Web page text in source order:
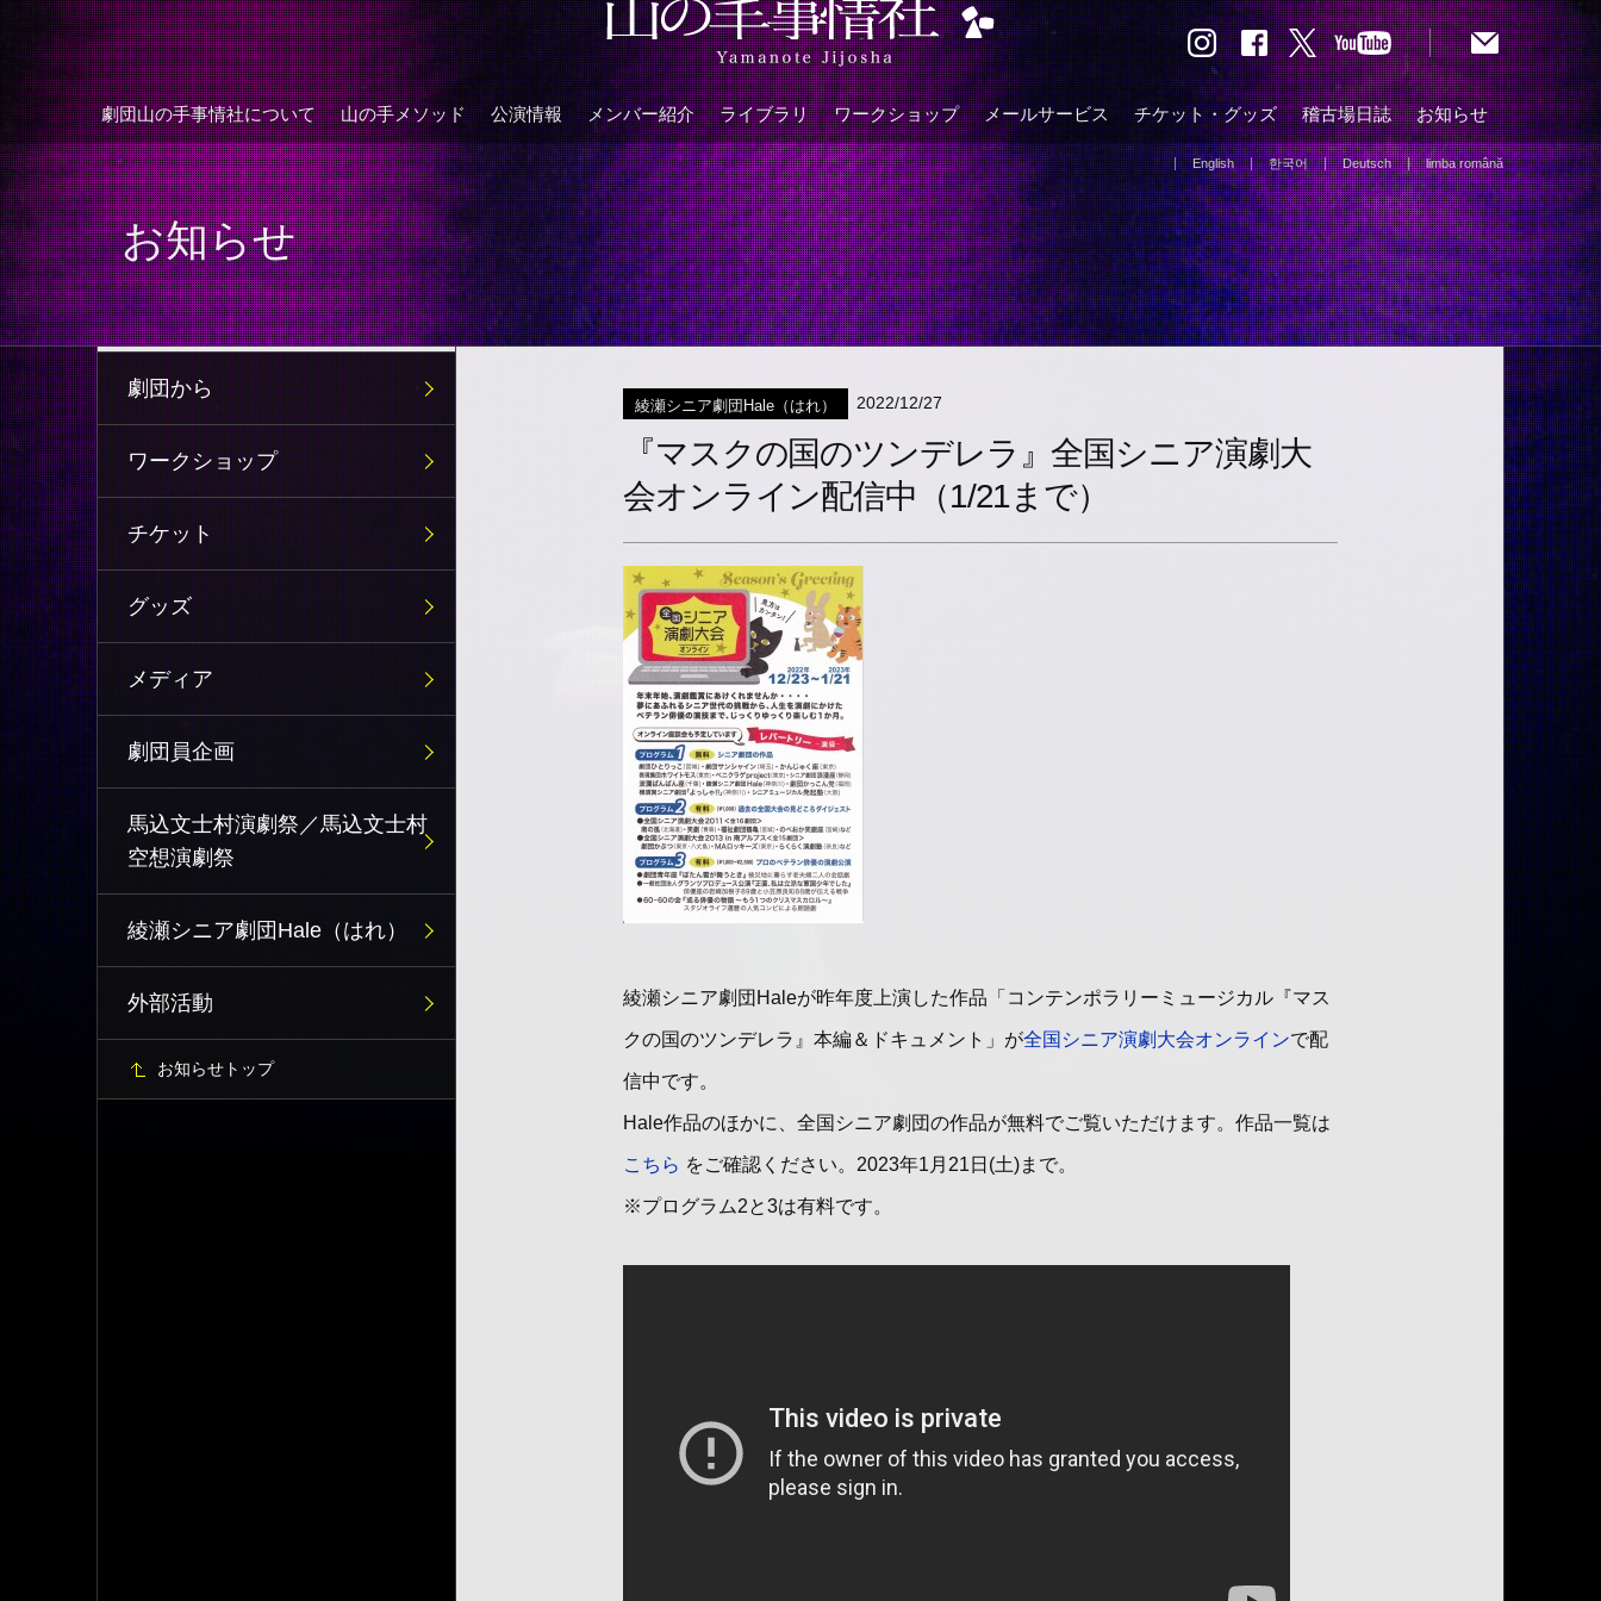
劇団山の手事情社について 山の手メソッド 公演情報 メンバー紹介 ライブラリ ワークショップ メールサービス チケット・グッズ 稽古場日誌 お知らせ
English 한국어 Deutsch limba română
お知らせ
綾瀬シニア劇団Hale（はれ） 2022/12/27
『マスクの国のツンデレラ』全国シニア演劇大
会オンライン配信中（1/21まで）
綾瀬シニア劇団Haleが昨年度上演した作品「コンテンポラリーミュージカル『マス
クの国のツンデレラ』本編＆ドキュメント」が全国シニア演劇大会オンラインで配
信中です。
Hale作品のほかに、全国シニア劇団の作品が無料でご覧いただけます。作品一覧は
こちら をご確認ください。2023年1月21日(土)まで。
※プログラム2と3は有料です。
劇団から
ワークショップ
チケット
グッズ
メディア
劇団員企画
馬込文士村演劇祭／馬込文士村
空想演劇祭
綾瀬シニア劇団Hale（はれ）
外部活動
お知らせトップ